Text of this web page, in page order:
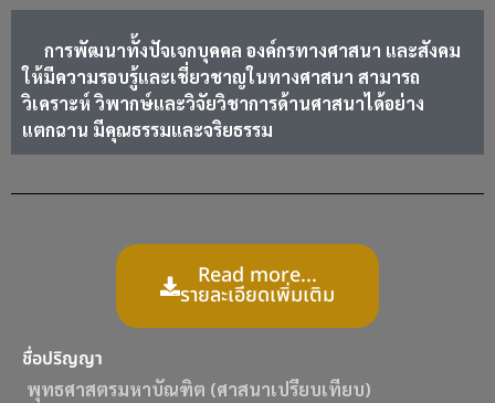
การพัฒนาทั้งปัจเจกบุคคล องค์กรทางศาสนา และสังคม
ให้มีความรอบรู้และเชี่ยวชาญในทางศาสนา สามารถ
วิเคราะห์ วิพากษ์และวิจัยวิชาการด้านศาสนาได้อย่าง
แตกฉาน มีคุณธรรมและจริยธรรม
Read more...
รายละเอียดเพิ่มเติม
ชื่อปริญญา
พุทธศาสตรมหาบัณฑิต (ศาสนาเปรียบเทียบ)